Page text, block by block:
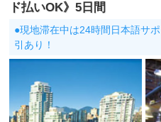
ド払いOK》5日間
●現地滞在中は24時間日本語サ
引あり！